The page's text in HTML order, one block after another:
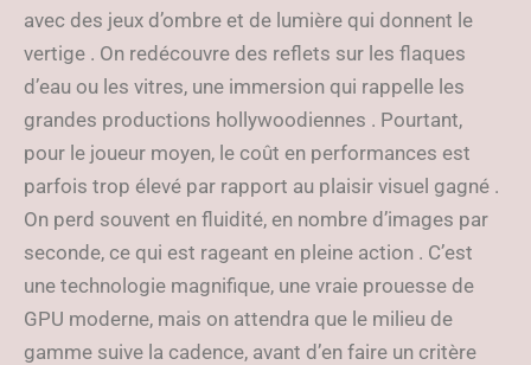
avec des jeux d’ombre et de lumière qui donnent le
vertige . On redécouvre des reflets sur les flaques
d’eau ou les vitres, une immersion qui rappelle les
grandes productions hollywoodiennes . Pourtant,
pour le joueur moyen, le coût en performances est
parfois trop élevé par rapport au plaisir visuel gagné .
On perd souvent en fluidité, en nombre d’images par
seconde, ce qui est rageant en pleine action . C’est
une technologie magnifique, une vraie prouesse de
GPU moderne, mais on attendra que le milieu de
gamme suive la cadence, avant d’en faire un critère